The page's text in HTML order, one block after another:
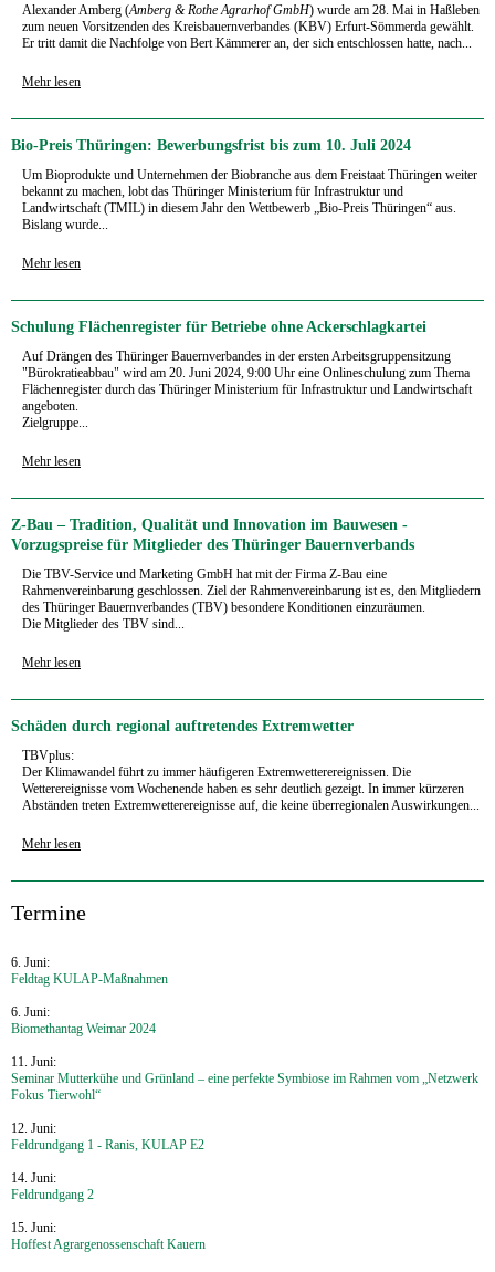
Alexander Amberg (Amberg & Rothe Agrarhof GmbH) wurde am 28. Mai in Haßleben
zum neuen Vorsitzenden des Kreisbauernverbandes (KBV) Erfurt-Sömmerda gewählt.
Er tritt damit die Nachfolge von Bert Kämmerer an, der sich entschlossen hatte, nach...
Mehr lesen
Bio-Preis Thüringen: Bewerbungsfrist bis zum 10. Juli 2024
Um Bioprodukte und Unternehmen der Biobranche aus dem Freistaat Thüringen weiter
bekannt zu machen, lobt das Thüringer Ministerium für Infrastruktur und
Landwirtschaft (TMIL) in diesem Jahr den Wettbewerb „Bio-Preis Thüringen“ aus.
Bislang wurde...
Mehr lesen
Schulung Flächenregister für Betriebe ohne Ackerschlagkartei
Auf Drängen des Thüringer Bauernverbandes in der ersten Arbeitsgruppensitzung
"Bürokratieabbau" wird am 20. Juni 2024, 9:00 Uhr eine Onlineschulung zum Thema
Flächenregister durch das Thüringer Ministerium für Infrastruktur und Landwirtschaft
angeboten.
Zielgruppe...
Mehr lesen
Z-Bau – Tradition, Qualität und Innovation im Bauwesen -
Vorzugspreise für Mitglieder des Thüringer Bauernverbands
Die TBV-Service und Marketing GmbH hat mit der Firma Z-Bau eine
Rahmenvereinbarung geschlossen. Ziel der Rahmenvereinbarung ist es, den Mitgliedern
des Thüringer Bauernverbandes (TBV) besondere Konditionen einzuräumen.
Die Mitglieder des TBV sind...
Mehr lesen
Schäden durch regional auftretendes Extremwetter
TBVplus:
Der Klimawandel führt zu immer häufigeren Extremwetterereignissen. Die
Wetterereignisse vom Wochenende haben es sehr deutlich gezeigt. In immer kürzeren
Abständen treten Extremwetterereignisse auf, die keine überregionalen Auswirkungen...
Mehr lesen
‍Termine
6. Juni:
Feldtag KULAP-Maßnahmen
6. Juni:
Biomethantag Weimar 2024
11. Juni:
Seminar Mutterkühe und Grünland – eine perfekte Symbiose im Rahmen vom „Netzwerk
Fokus Tierwohl“
12. Juni:
Feldrundgang 1 - Ranis, KULAP E2
14. Juni:
Feldrundgang 2
15. Juni:
Hoffest Agrargenossenschaft Kauern